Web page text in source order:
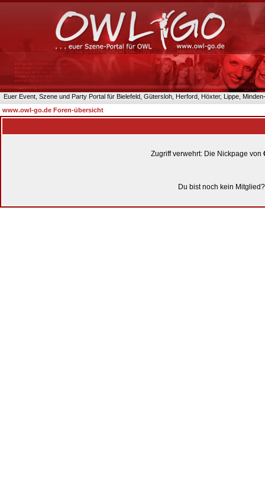
Euer Event, Szene und Party Portal für Bielefeld, Gütersloh, Herford, Höxter, Lippe,
www.owl-go.de Foren-übersicht
Zugriff verwehrt: Die Nickpage von
Du bist noch kein